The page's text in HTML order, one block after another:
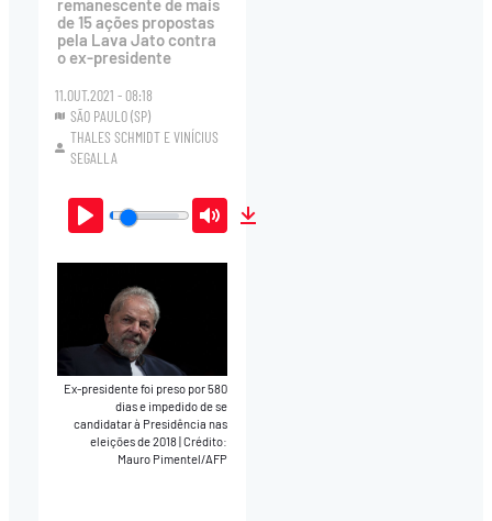
remanescente de mais
de 15 ações propostas
pela Lava Jato contra
o ex-presidente
11.OUT.2021 - 08:18
SÃO PAULO (SP)
THALES SCHMIDT EVINÍCIUS
SEGALLA
Play Mute
Ex-presidente foi preso por 580
dias e impedido de se
candidatar à Presidência nas
eleições de 2018 Crédito:
Mauro Pimentel/AFP